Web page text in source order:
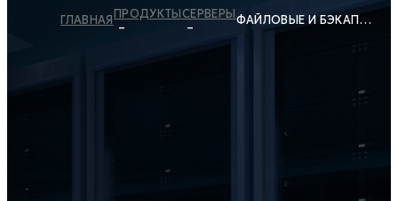
ГЛАВНАЯ ПРОДУКТЫ СЕРВЕРЫ ФАЙЛОВЫЕ И БЭКАП-СЕРВЕРЫ